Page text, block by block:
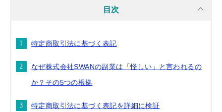
目次
特定商取引法に基づく表記
なぜ株式会社SWANの副業は「怪しい」と言われるの
か？その5つの根拠
特定商取引法に基づく表記を詳細に検証